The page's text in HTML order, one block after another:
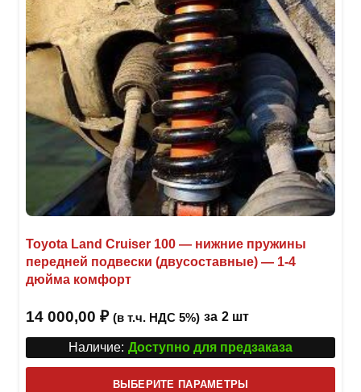
Toyota Land Cruiser 100 — нижние пружины
передней подвески (двусоставные) — 1-4
дюйма комфорт
14 000,00 ₽ (в т.ч. НДС 5%) за 2 шт
Наличие: Доступно для предзаказа
ВЫБЕРИТЕ ПАРАМЕТРЫ